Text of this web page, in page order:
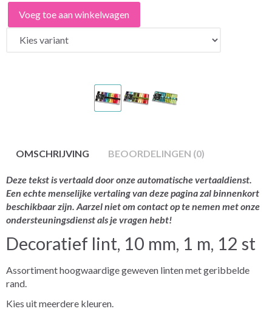
Voeg toe aan winkelwagen
OMSCHRIJVING BEOORDELINGEN (0)
Deze tekst is vertaald door onze automatische vertaaldienst.
Een echte menselijke vertaling van deze pagina zal binnenkort
beschikbaar zijn. Aarzel niet om contact op te nemen met onze
ondersteuningsdienst als je vragen hebt!
Decoratief lint, 10 mm, 1 m, 12 st
Assortiment hoogwaardige geweven linten met geribbelde
rand.
Kies uit meerdere kleuren.